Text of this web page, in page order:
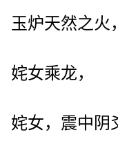
玉炉天然之火
姹女乘龙，
姹女，震中阴